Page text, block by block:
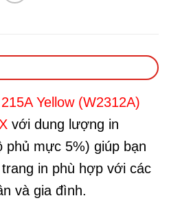
Yellow (W2312A)
với dung lượng in
phủ mực 5%) giúp bạn
in phù hợp với các
và gia đình.